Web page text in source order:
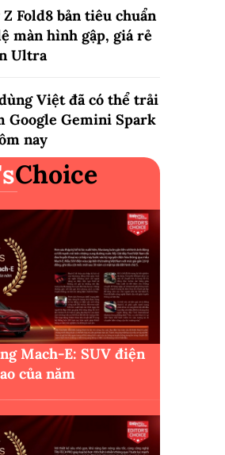
Z Fold8 bản tiêu chuẩn
màn hình gập, giá rẻ
Ultra
Việt đã có thể trải
Google Gemini Spark
nay
Choice
Mach-E: SUV điện
của năm